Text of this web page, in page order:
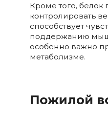
Кроме того, белок
контролировать
способствует
поддержанию
особенно важно
метаболизме.
Пожилой